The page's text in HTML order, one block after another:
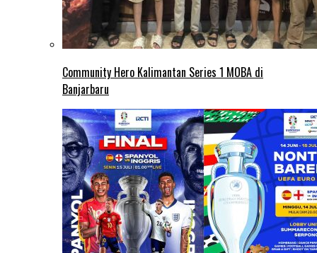
Community Hero Kalimantan Series 1 MOBA di
Banjarbaru